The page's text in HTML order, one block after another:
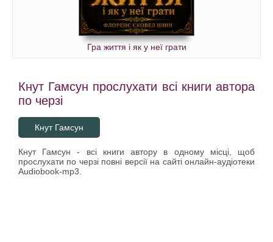
Гра життя і як у неї грати
Кнут Гамсун прослухати всі книги автора
по черзі
Кнут Гамсун
Кнут Гамсун - всі книги автору в одному місці, щоб
прослухати по черзі повні версії на сайті онлайн-аудіотеки
Audiobook-mp3.